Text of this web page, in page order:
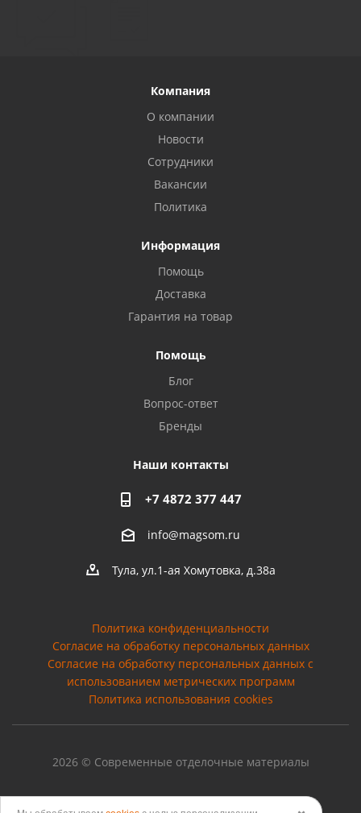
Компания
О компании
Новости
Сотрудники
Вакансии
Политика
Информация
Помощь
Доставка
Гарантия на товар
Помощь
Блог
Вопрос-ответ
Бренды
Наши контакты
+7 4872 377 447
info@magsom.ru
Тула, ул.1-ая Хомутовка, д.38а
Политика конфиденциальности
Согласие на обработку персональных данных
Cогласие на обработку персональных данных с
использованием метрических программ
Политика использования cookies
2026 © Современные отделочные материалы